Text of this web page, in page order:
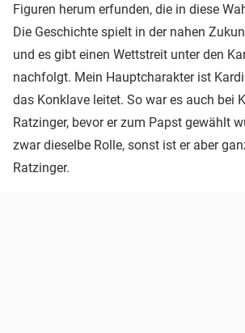
Figuren herum erfunden, die in diese
Die Geschichte spielt in der nahen
und es gibt einen Wettstreit unter den
nachfolgt. Mein Hauptcharakter ist
das Konklave leitet. So war es auch bei
Ratzinger, bevor er zum Papst gewählt
zwar dieselbe Rolle, sonst ist er aber
Ratzinger.